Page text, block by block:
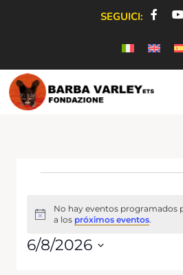
SEGUICI:
Aviso
No hay eventos programados
a los próximos eventos.
6/8/2026